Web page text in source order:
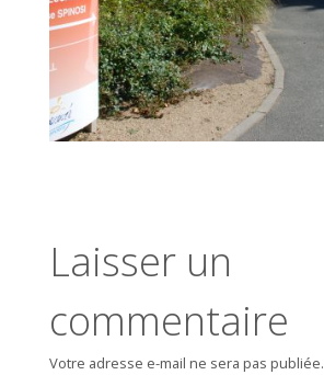
Laisser un
commentaire
Votre adresse e-mail ne sera pas publiée.